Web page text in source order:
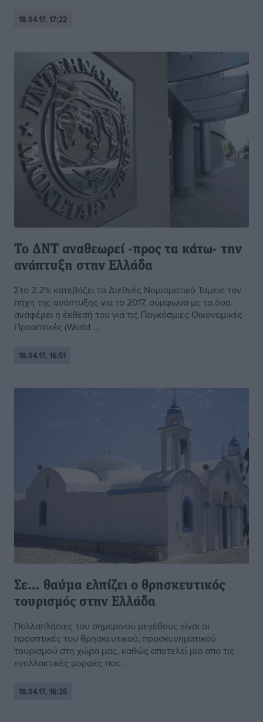
18.04.17, 17:22
Το ΔΝΤ αναθεωρεί -προς τα κάτω- την
ανάπτυξη στην Ελλάδα
Στο 2,2% κατεβάζει το Διεθνές Νομισματικό Ταμείο τον
πήχη της ανάπτυξης για το 2017, σύμφωνα με τα όσα
αναφέρει η έκθεσή του για τις Παγκόσμιες Οικονομικές
Προοπτικές (World ...
18.04.17, 16:51
Σε… θαύμα ελπίζει ο θρησκευτικός
τουρισμός στην Ελλάδα
Πολλαπλάσιες του σημερινού μεγέθους είναι οι
προοπτικές του θρησκευτικού, προσκυνηματικού
τουρισμού στη χώρα μας, καθώς αποτελεί μια από τις
εναλλακτικές μορφές που ...
18.04.17, 16:35